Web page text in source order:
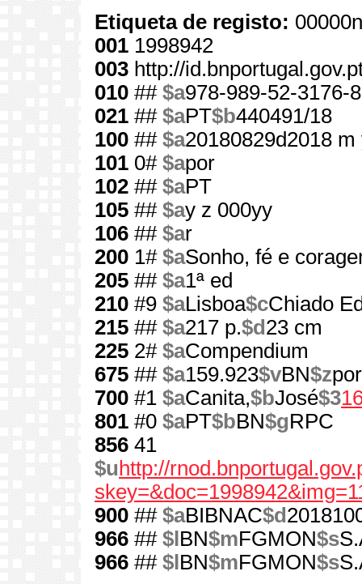
Etiqueta de registo:
001 1998942
003 http://
010 ## $a978-989-52-3176-8
021 ## $aPT$b440491/18
100 ## $a20180829d2018
101 0# $apor
102 ## $aPT
105 ## $ay z 000yy
106 ## $ar
200 1# $aSonho, fé e
205 ## $a1ª ed
210 #9 $aLisboa$cChiado
215 ## $a217 p.$d 23 cm
225 2# $aCompendium
675 ## $a159.923$vBN$zpor
700 #1 $aCanita,$bJosé$3
801 #0 $aPT$bBN$gRPC
856 41
$u http://
900 ## $aBIBNAC$d
966 ## $l BN$mFGMON$s
966 ## $l BN$mFGMON$s